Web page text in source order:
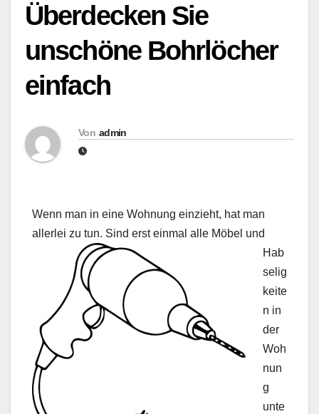
Überdecken Sie
unschöne Bohrlöcher
einfach
Von admin
Wenn man in eine Wohnung einzieht, hat man
allerlei zu tun. Sind erst einmal alle Möbel und
Hab
selig
keite
n in
der
Woh
nun
g
unte